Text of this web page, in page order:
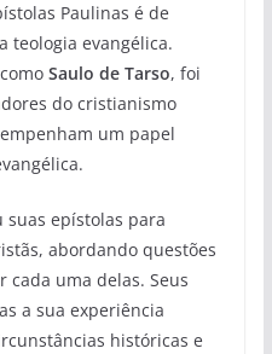
Paulinas é de
teologia evangélica.
Saulo de Tarso, foi
do cristianismo
um papel
suas epístolas para
abordando questões
cada uma delas. Seus
a sua experiência
históricas e